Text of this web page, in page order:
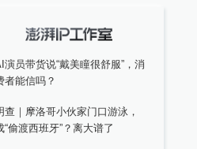
演员带货说“戴美瞳很舒服”，消
者能信吗？
查｜摩洛哥小伙家门口游泳，
“偷渡西班牙”？离大谱了